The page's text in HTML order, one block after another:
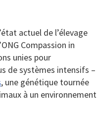
actuel de l’élevage
Compassion in
unies pour
de systèmes intensifs –
, une génétique tournée
à un environnement